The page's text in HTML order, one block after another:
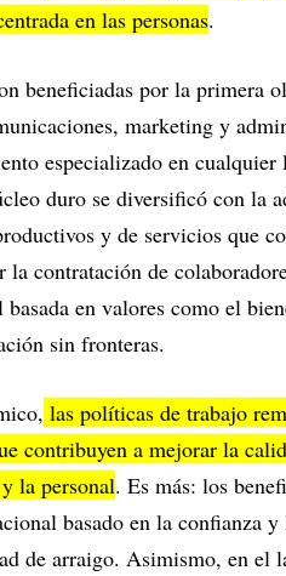
en las personas.
beneficiadas por la primera
marketing y
especializado en
duro se diversificó con la
y de servicios que
contratación de
en valores como el
sin fronteras.
las políticas de trabajo
contribuyen a mejorar la
la personal. Es más: los
basado en la confianza
de arraigo. Asimismo, en el